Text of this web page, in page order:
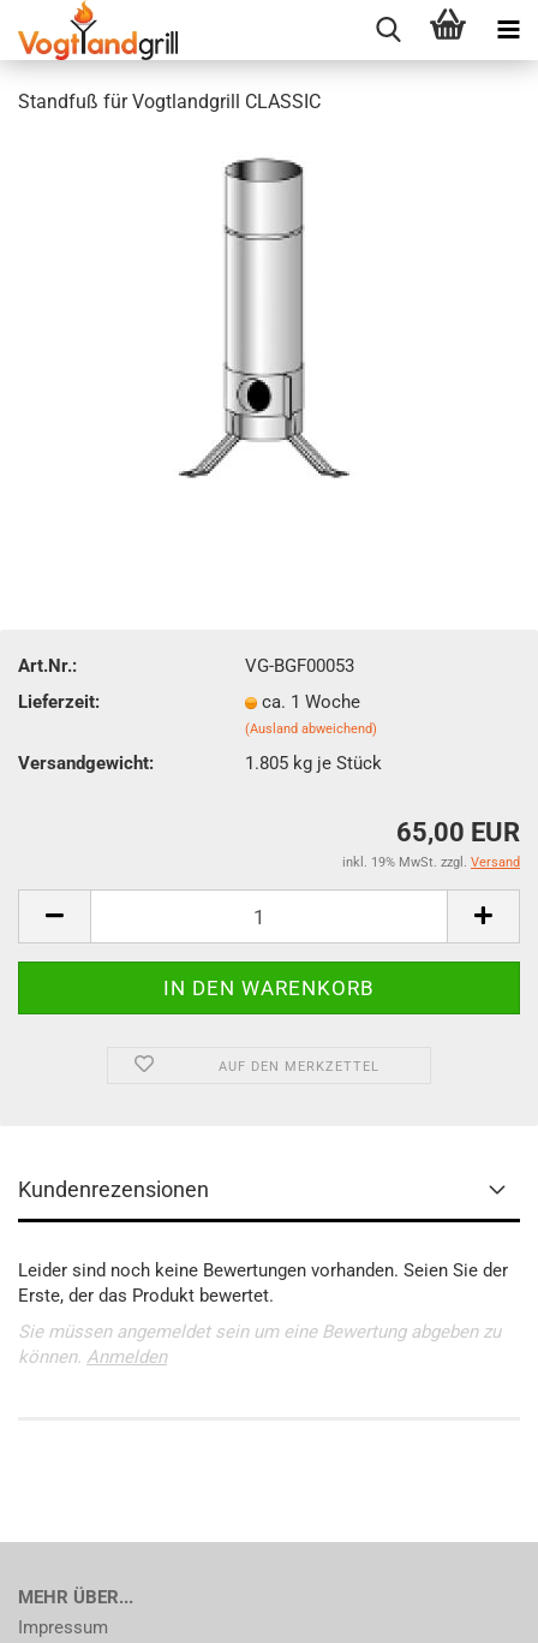
Standfuß für Vogtlandgrill CLASSIC
Art.Nr.:
VG-BGF00053
Lieferzeit:
ca. 1 Woche
(Ausland abweichend)
Versandgewicht: 1.805 kg je Stück
65,00 EUR
inkl. 19% MwSt. zzgl. Versand
AUF DEN MERKZETTEL
Kundenrezensionen
Leider sind noch keine Bewertungen vorhanden. Seien Sie der
Erste, der das Produkt bewertet.
Sie müssen angemeldet sein um eine Bewertung abgeben zu
können. Anmelden
MEHR ÜBER...
Impressum